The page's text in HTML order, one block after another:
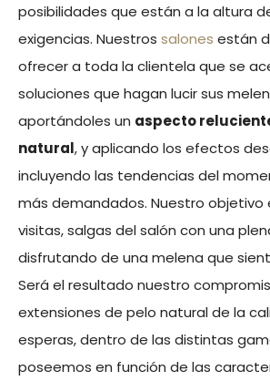
posibilidades que están a la altura
exigencias. Nuestros salones están
ofrecer a toda la clientela que se
soluciones que hagan lucir sus
aportándoles un aspecto
natural, y aplicando los efectos
incluyendo las tendencias del
más demandados. Nuestro objetivo
visitas, salgas del salón con una
disfrutando de una melena que
Será el resultado nuestro
extensiones de pelo natural de la
esperas, dentro de las distintas
poseemos en función de las